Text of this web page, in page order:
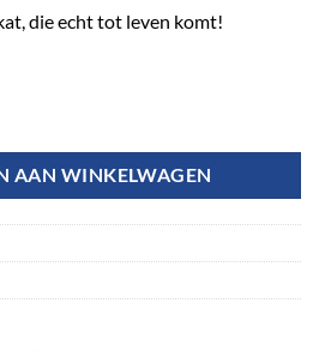
die echt tot leven komt!
AAN WINKELWAGEN